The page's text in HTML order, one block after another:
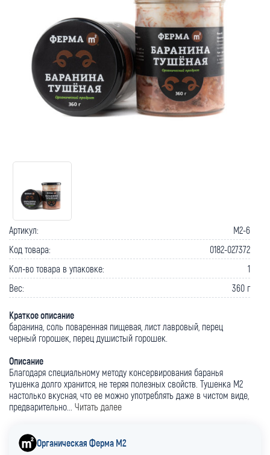
Артикул:
M2-6
Код товара:
0182-027372
Кол-во товара в упаковке:
1
Вес:
360 г
Краткое описание
баранина, соль поваренная пищевая, лист лавровый, перец
черный горошек, перец душистый горошек.
Описание
Благодаря специальному методу консервирования баранья
тушенка долго хранится, не теряя полезных свойств. Тушенка М2
настолько вкусная, что ее можно употреблять даже в чистом виде,
предварительно... Читать далее
Органическая Ферма М2